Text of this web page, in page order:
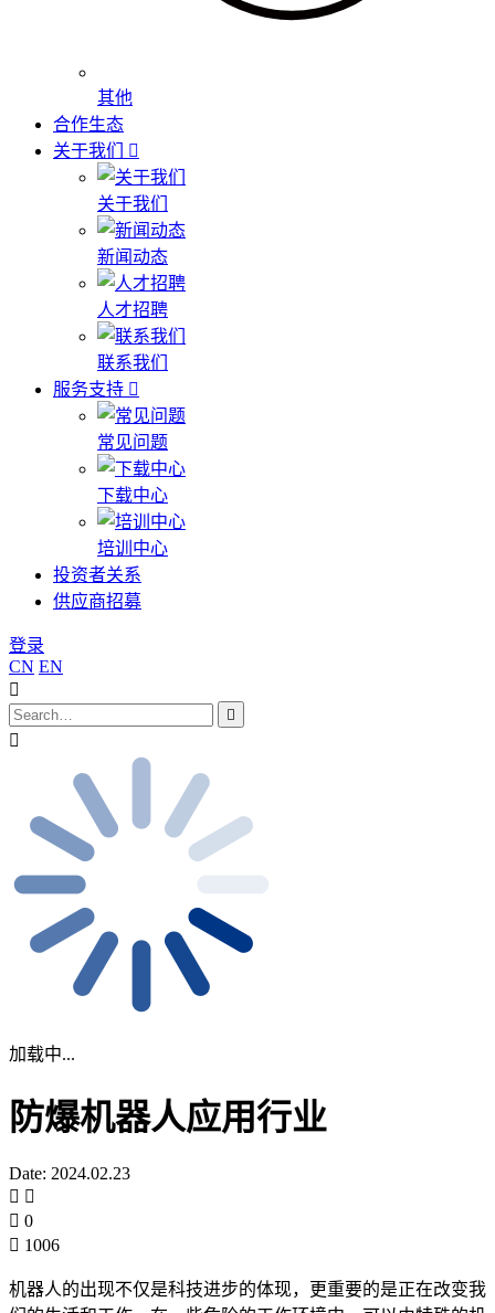
其他
合作生态
关于我们
关于我们
新闻动态
人才招聘
联系我们
服务支持
常见问题
下载中心
培训中心
投资者关系
供应商招募
登录
CN EN
加载中...
防爆机器人应用行业
Date: 2024.02.23
0
1006
机器人的出现不仅是科技进步的体现，更重要的是正在改变我